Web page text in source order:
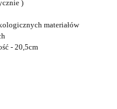
)
materiałów
- 20,5cm